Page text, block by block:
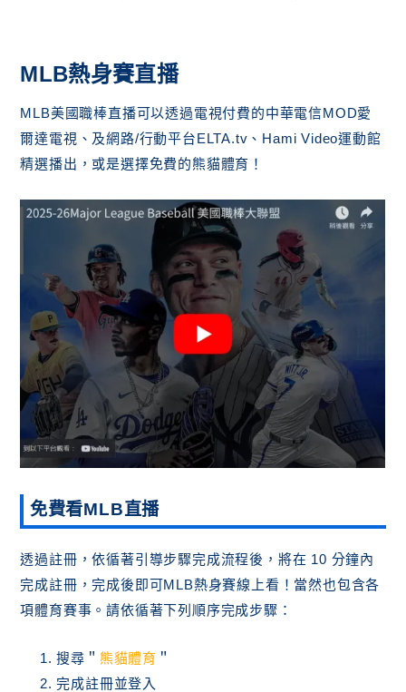
MLB熱身賽直播
MLB美國職棒直播可以透過電視付費的中華電信MOD愛
爾達電視、及網路/行動平台ELTA.tv、Hami Video運動館
精選播出，或是選擇免費的熊貓體育！
免費看MLB直播
透過註冊，依循著引導步驟完成流程後，將在 10 分鐘內
完成註冊，完成後即可MLB熱身賽線上看！當然也包含各
項體育賽事。請依循著下列順序完成步驟：
搜尋＂ 熊貓體育 ＂
完成註冊並登入